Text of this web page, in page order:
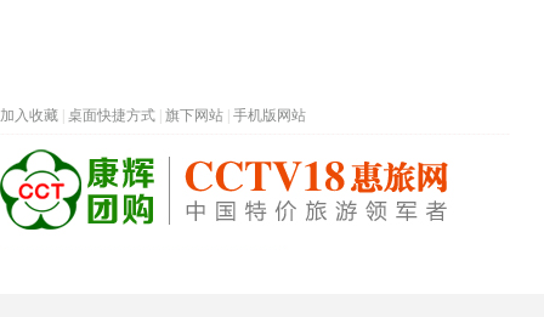
加入收藏 桌面快捷方式 旗下网站 手机版网站